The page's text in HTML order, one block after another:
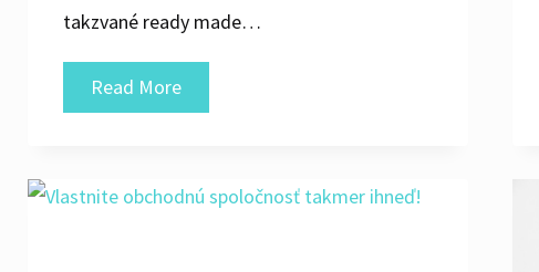
takzvané ready made…
Read MoreChobte
sa
s